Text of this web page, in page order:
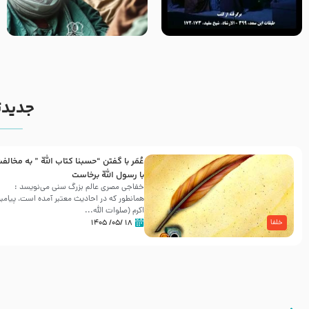
روزهای آخر حیات پیامبر اکرم صلی
الله علیه و آله – قسمتی از
وصیتی که نوشته نشد (حدیث
قرطاس)
خلفا
عُمَر با گفتن “حسبنا كتاب اللّه ” به
با رسول اللّه برخاست
خفاجی مصری عالم بزرگ سنی می‌نویسد :
همانطور که در احادیث معتبر آمده است،
اکرم (صلوات اللّه...
۱۸ /۰۵/ ۱۴۰۵